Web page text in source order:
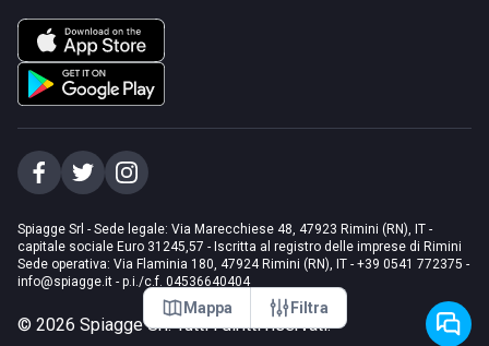
Mappa Filtra
Spiagge Srl - Sede legale: Via Marecchiese 48, 47923 Rimini (RN), IT -
capitale sociale Euro 31245,57 - Iscritta al registro delle imprese di Rimini
Sede operativa: Via Flaminia 180, 47924 Rimini (RN), IT - +39 0541 772375 -
info@spiagge.it - p.i./c.f. 04536640404
© 2026 Spiagge Srl. Tutti i diritti riservati.